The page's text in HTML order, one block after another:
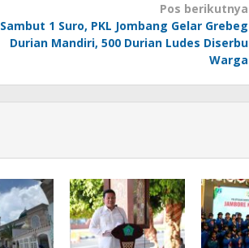
Pos berikutnya
Sambut 1 Suro, PKL Jombang Gelar Grebeg
Durian Mandiri, 500 Durian Ludes Diserbu
Warga